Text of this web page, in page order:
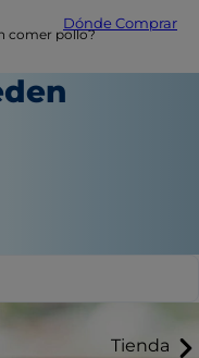
Dónde Comprar
Tienda
comer pollo?